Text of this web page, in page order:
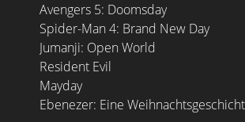
Avengers 5: Doomsday
Spider-Man 4: Brand New Day
Jumanji: Open World
Resident Evil
Mayday
Ebenezer: Eine